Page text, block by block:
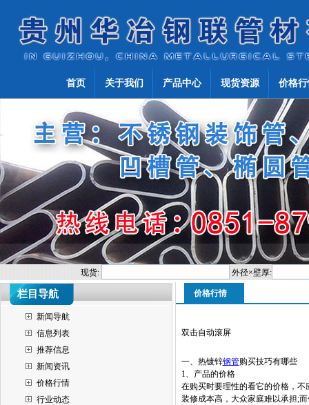
首页 关于我们 产品中心 现货资源 价格
现货: 外径×壁厚:
栏目导航
新闻导航
信息列表
推荐信息
新闻资讯
价格行情
行业动态
价格行情
双击自动滚屏
一、热镀锌钢管购买技巧有哪些
1、产品的价格
在购买时要理性的看它的价格，
装修成本高，大众家庭难以承担;